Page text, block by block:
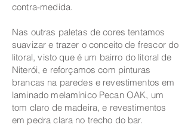
contra-medida.
Nas outras paletas de cores tentamos
suavizar e trazer o conceito de frescor do
litoral, visto que é um bairro do litoral de
Niterói, e reforçamos com pinturas
brancas na paredes e revestimentos em
laminado melamínico Pecan OAK, um
tom claro de madeira, e revestimentos
em pedra clara no trecho do bar.